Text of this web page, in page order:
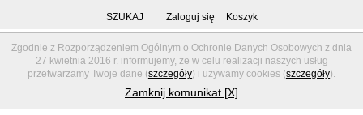
Zgodnie z Rozporządzeniem Ogólnym o Ochronie Danych Osobowych z dnia
27 kwietnia 2016 r. informujemy, że w celu realizacji naszych usług
przetwarzamy Twoje dane (szczegóły) i używamy cookies (szczegóły).
Zamknij komunikat [X]
SZUKAJ Zaloguj się Koszyk